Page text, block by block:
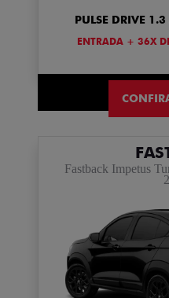
PULSE DRIVE
ENTRADA + 36X
Fastback Impetus